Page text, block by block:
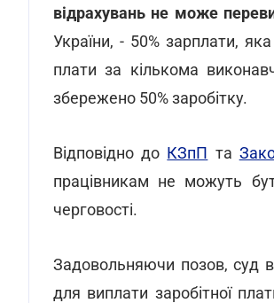
відрахувань не може
України, - 50% зарплати,
плати за кількома
збережено 50% заробітку.
Відповідно до КЗпП та
працівникам не можуть
черговості.
Задовольняючи позов, суд
для виплати заробітної